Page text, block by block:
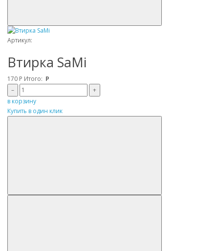
Артикул:
Втирка SaMi
170 Р Итого: Р
–
+
в корзину
Купить в один клик